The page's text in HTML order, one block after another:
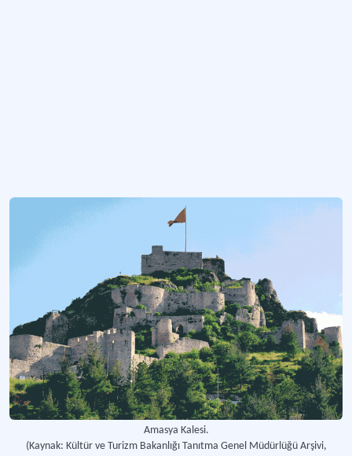
Amasya Kalesi.
(Kaynak: Kültür ve Turizm Bakanlığı Tanıtma Genel Müdürlüğü Arşivi,